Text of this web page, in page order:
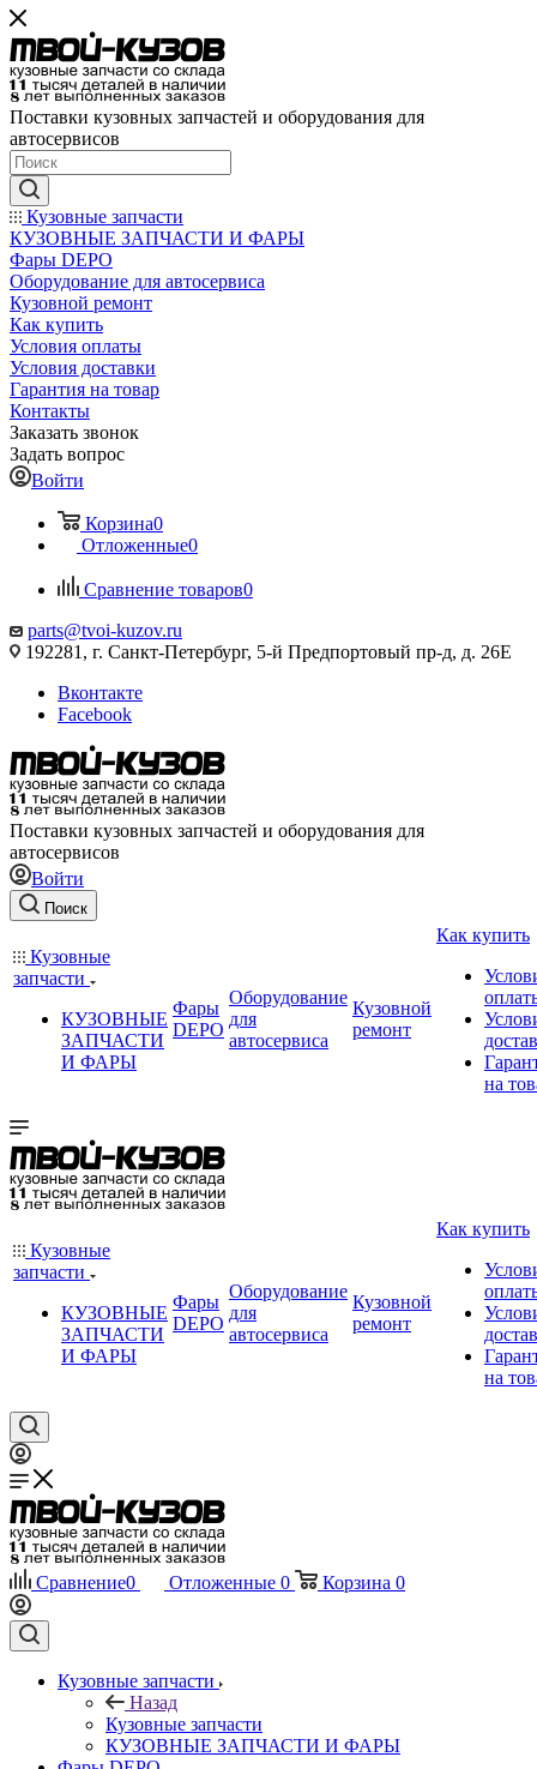
Поставки кузовных запчастей и оборудования для
автосервисов
Кузовные запчасти
КУЗОВНЫЕ ЗАПЧАСТИ И ФАРЫ
Фары DEPO
Оборудование для автосервиса
Кузовной ремонт
Как купить
Условия оплаты
Условия доставки
Гарантия на товар
Контакты
Заказать звонок
Задать вопрос
Войти
Корзина0
Отложенные0
Сравнение товаров0
parts@tvoi-kuzov.ru
192281, г. Санкт-Петербург, 5-й Предпортовый пр-д, д. 26Е
Вконтакте
Facebook
Поставки кузовных запчастей и оборудования для
автосервисов
Войти
Поиск
Кузовные
запчасти
КУЗОВНЫЕ
ЗАПЧАСТИ
И ФАРЫ
Фары
DEPO
Оборудование
для
автосервиса
Кузовной
ремонт
Как купить
на
Кузовные
запчасти
КУЗОВНЫЕ
ЗАПЧАСТИ
И ФАРЫ
Фары
DEPO
Оборудование
для
автосервиса
Кузовной
ремонт
Как купить
на
Сравнение0 Отложенные 0 Корзина 0
Кузовные запчасти
Назад
Кузовные запчасти
КУЗОВНЫЕ ЗАПЧАСТИ И ФАРЫ